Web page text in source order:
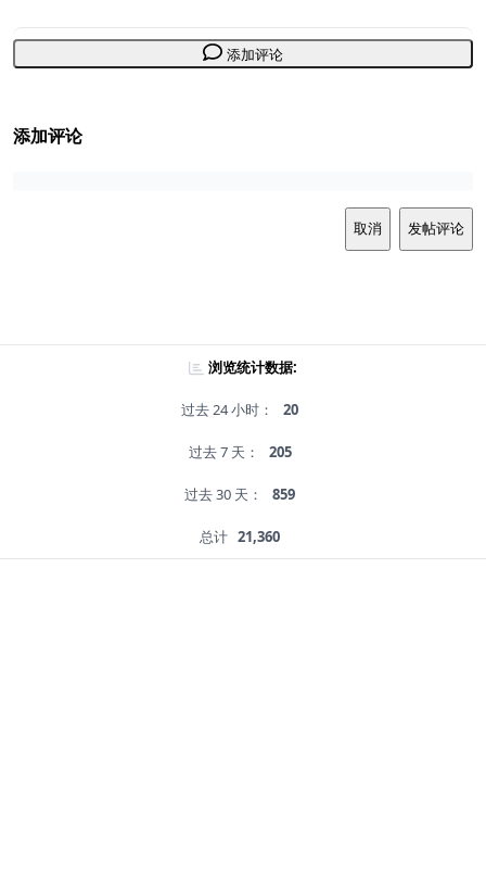
添加评论
添加评论
取消 发帖评论
浏览统计数据:
过去 24 小时： 20
过去 7 天： 205
过去 30 天： 859
总计 21,360